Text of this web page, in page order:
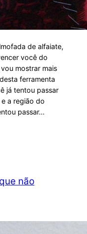
de alfaiate,
você do
mostrar mais
ferramenta
já tentou passar
a região do
passar…
não